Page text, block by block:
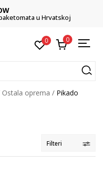
u Hrvatskoj
0 0
Ostala oprema Pikado
Filteri